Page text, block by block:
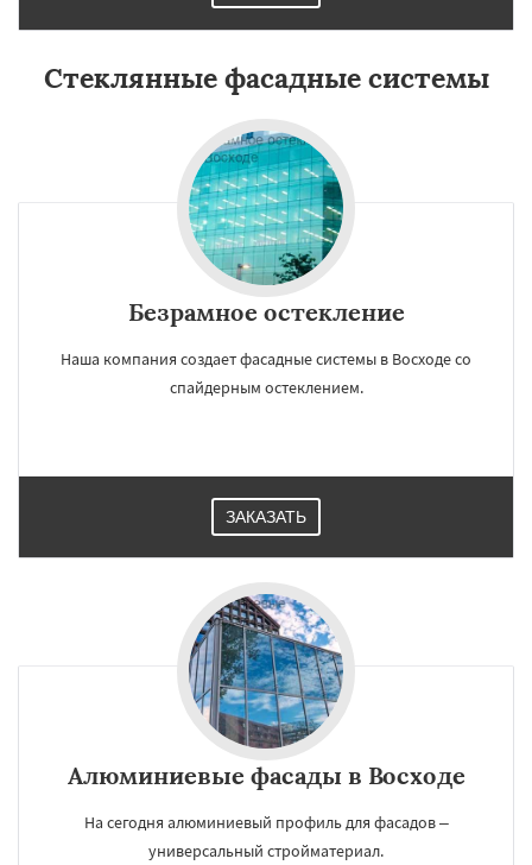
Стеклянные фасадные системы
Безрамное остекление
Наша компания создает фасадные системы в Восходе со
спайдерным остеклением.
ЗАКАЗАТЬ
Алюминиевые фасады в Восходе
На сегодня алюминиевый профиль для фасадов –
универсальный стройматериал.